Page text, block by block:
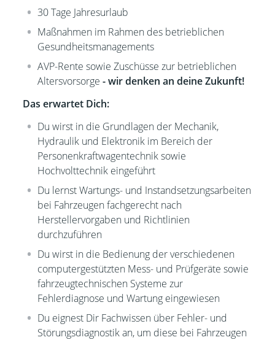
30 Tage Jahresurlaub
Maßnahmen im Rahmen des betrieblichen
Gesundheitsmanagements
AVP-Rente sowie Zuschüsse zur betrieblichen
Altersvorsorge - wir denken an deine Zukunft!
Das erwartet Dich:
Du wirst in die Grundlagen der Mechanik,
Hydraulik und Elektronik im Bereich der
Personenkraftwagentechnik sowie
Hochvolttechnik eingeführt
Du lernstWartungs- und Instandsetzungsarbeiten
bei Fahrzeugen fachgerecht nach
Herstellervorgaben und Richtlinien
durchzuführen
Duwirst in die Bedienung der verschiedenen
computergestützten Mess- und Prüfgeräte sowie
fahrzeugtechnischen Systeme zur
Fehlerdiagnose und Wartung eingewiesen
Du eignest Dir Fachwissen über Fehler- und
Störungsdiagnostik an, um diese bei Fahrzeugen